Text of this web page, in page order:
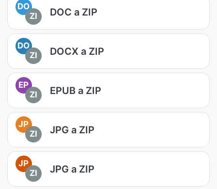
DO
ZI
DOC a ZIP
DO
ZI
DOCX a ZIP
EP
ZI
EPUB a ZIP
JP
ZI
JPG a ZIP
JP
ZI
JPG a ZIP